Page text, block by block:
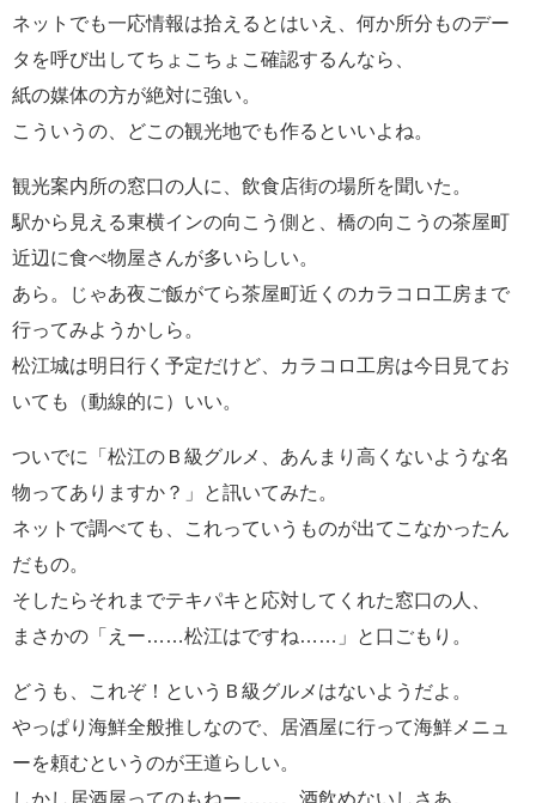
ネットでも一応情報は拾えるとはいえ、何か所分ものデー
タを呼び出してちょこちょこ確認するんなら、
紙の媒体の方が絶対に強い。
こういうの、どこの観光地でも作るといいよね。
観光案内所の窓口の人に、飲食店街の場所を聞いた。
駅から見える東横インの向こう側と、橋の向こうの茶屋町
近辺に食べ物屋さんが多いらしい。
あら。じゃあ夜ご飯がてら茶屋町近くのカラコロ工房まで
行ってみようかしら。
松江城は明日行く予定だけど、カラコロ工房は今日見てお
いても（動線的に）いい。
ついでに「松江のＢ級グルメ、あんまり高くないような名
物ってありますか？」と訊いてみた。
ネットで調べても、これっていうものが出てこなかったん
だもの。
そしたらそれまでテキパキと応対してくれた窓口の人、
まさかの「えー……松江はですね……」と口ごもり。
どうも、これぞ！というＢ級グルメはないようだよ。
やっぱり海鮮全般推しなので、居酒屋に行って海鮮メニュ
ーを頼むというのが王道らしい。